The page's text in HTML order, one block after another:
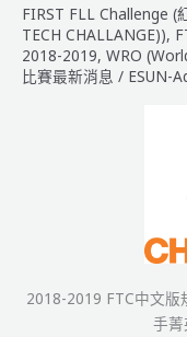
【簡
章
公
FIRST FLL Challenge (
TECH CHALLANGE)),
2018-2019, WRO
比賽最新消息 / ESUN-
2018-2019 FTC中文版
手菁